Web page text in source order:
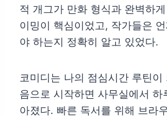
적 개그가 만화 형식과 완벽하
이밍이 핵심이었고, 작가들은
야 하는지 정확히 알고 있었다.
코미디는 나의 점심시간 루틴이
음으로 시작하면 사무실에서 하
아졌다. 빠른 독서를 위해 브라